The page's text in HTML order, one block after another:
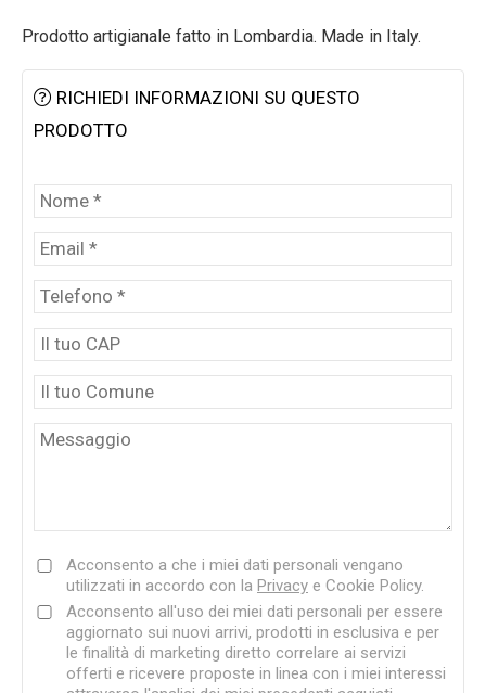
Prodotto artigianale fatto in Lombardia. Made in Italy.
RICHIEDI INFORMAZIONI SU QUESTO
PRODOTTO
Acconsento a che i miei dati personali vengano
utilizzati in accordo con la Privacy e Cookie Policy.
Acconsento all'uso dei miei dati personali per essere
aggiornato sui nuovi arrivi, prodotti in esclusiva e per
le finalità di marketing diretto correlare ai servizi
offerti e ricevere proposte in linea con i miei interessi